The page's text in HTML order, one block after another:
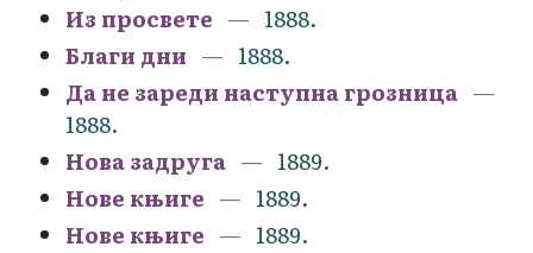
Из просвете
1888.
Благи дни
1888.
Да не зареди наступна грозница
1888.
Нова задруга
1889.
Нове књиге
1889.
Нове књиге
1889.